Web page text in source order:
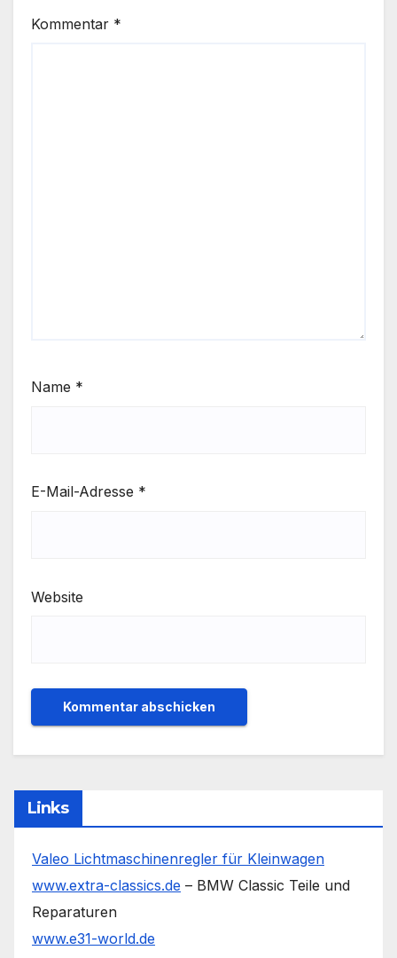
Kommentar *
Name *
E-Mail-Adresse *
Website
Links
Valeo Lichtmaschinenregler für Kleinwagen
www.extra-classics.de – BMW Classic Teile und
Reparaturen
www.e31-world.de